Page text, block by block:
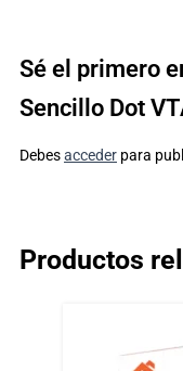
Sé el primero
Sencillo Dot
Debesacceder para
Productos